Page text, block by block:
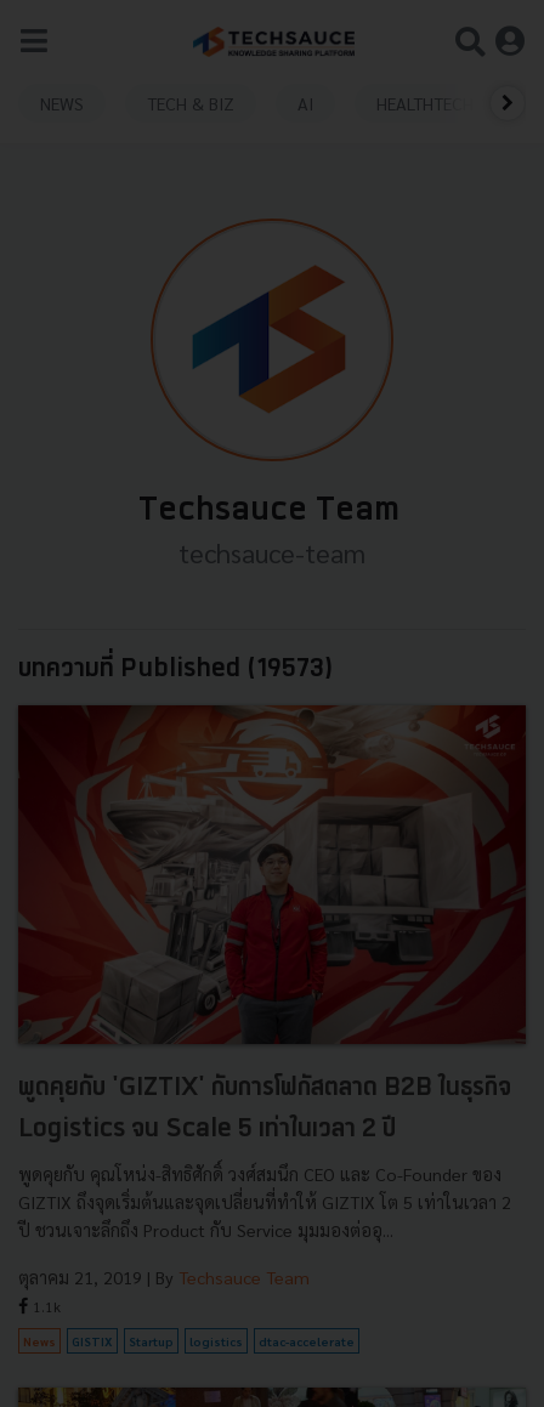
NEWS TECH & BIZ AI HEALTHTECH
Techsauce Team
techsauce-team
บทความที่ Published (19573)
พูดคุยกับ 'GIZTIX' กับการโฟกัสตลาด B2B ในธุรกิจ
Logistics จน Scale 5 เท่าในเวลา 2 ปี
พูดคุยกับ คุณโหน่ง-สิทธิศักดิ์ วงศ์สมนึก CEO และ Co-Founder ของ
GIZTIX ถึงจุดเริ่มต้นและจุดเปลี่ยนที่ทำให้ GIZTIX โต 5 เท่าในเวลา 2
ปี ชวนเจาะลึกถึง Product กับ Service มุมมองต่ออุ...
ตุลาคม 21, 2019 | By Techsauce Team
1.1k
News GISTIX Startup logistics dtac-accelerate